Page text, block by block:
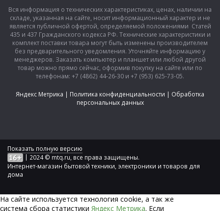
Вся информация о технических характеристиках, ценах, наличии на
складе, указанная на сайте, носит информационный характер и не
является публичной офертой, определяемой положениями Статей
435 и 437 Гражданского кодекса РФ. Технические характеристики и
комплект поставки товара могут быть изменены производителем
без предварительного уведомления. Уточняйте информацию у
менеджеров. Заказать компьютер и планшет или любой другой
товар можно прямо сейчас, оформив покупку на сайте или по
телефонам: +7 (4862) 44-26-30 и +7 (953) 625-73-05.
Яндекс Метрика | Политика конфиденциальности | Обработка
персональных данных
Показать полную версию
| 2024 © mtq.ru, все права защищены.
Интернет-магазин бытовой техники, электроники и товаров для
дома
На сайте используется технология сookie, а так же
система сбора статистики Яндекс Метрика. Если